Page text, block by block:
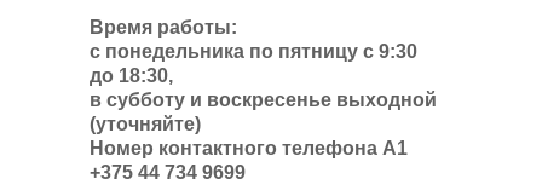
Время работы:
с понедельника по пятницу с 9:30
до 18:30,
в субботу и воскресенье выходной
(уточняйте)
Номер контактного телефона А1
+375 44 734 9699